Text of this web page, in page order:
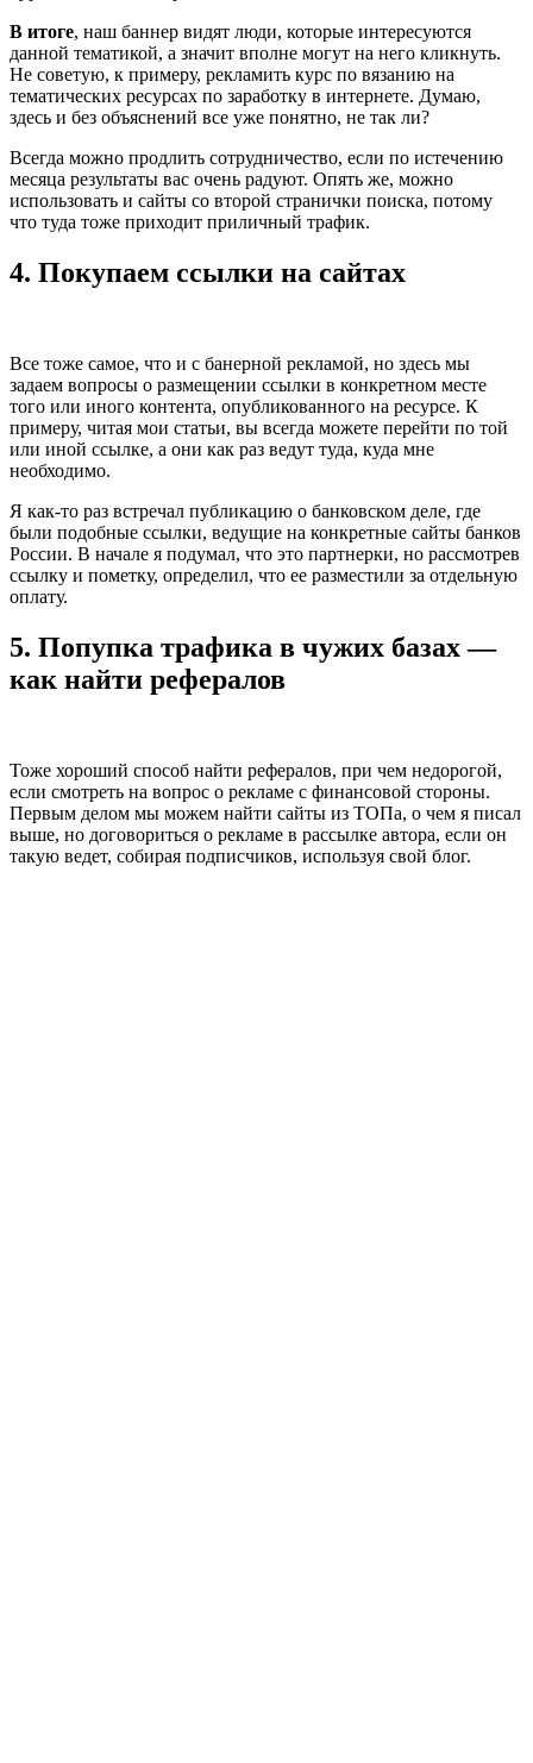
В итоге, наш баннер видят люди, которые интересуются
данной тематикой, а значит вполне могут на него кликнуть.
Не советую, к примеру, рекламить курс по вязанию на
тематических ресурсах по заработку в интернете. Думаю,
здесь и без объяснений все уже понятно, не так ли?
Всегда можно продлить сотрудничество, если по истечению
месяца результаты вас очень радуют. Опять же, можно
использовать и сайты со второй странички поиска, потому
что туда тоже приходит приличный трафик.
4. Покупаем ссылки на сайтах
Все тоже самое, что и с банерной рекламой, но здесь мы
задаем вопросы о размещении ссылки в конкретном месте
того или иного контента, опубликованного на ресурсе. К
примеру, читая мои статьи, вы всегда можете перейти по той
или иной ссылке, а они как раз ведут туда, куда мне
необходимо.
Я как-то раз встречал публикацию о банковском деле, где
были подобные ссылки, ведущие на конкретные сайты банков
России. В начале я подумал, что это партнерки, но рассмотрев
ссылку и пометку, определил, что ее разместили за отдельную
оплату.
5. Попупка трафика в чужих базах —
как найти рефералов
Тоже хороший способ найти рефералов, при чем недорогой,
если смотреть на вопрос о рекламе с финансовой стороны.
Первым делом мы можем найти сайты из ТОПа, о чем я писал
выше, но договориться о рекламе в рассылке автора, если он
такую ведет, собирая подписчиков, используя свой блог.